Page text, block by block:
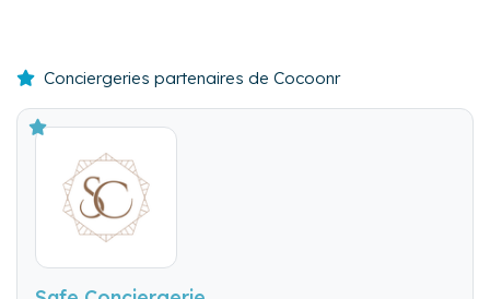
Conciergeries partenaires de Cocoonr